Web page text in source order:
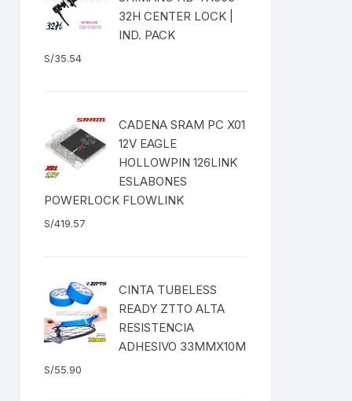
EXTRACTOR DE
CATALINA/BIELAS
EXTRACTOR DE MISSING
LINK CANDADOS
EXTRACTOR DE PEDAL
EXTRACTOR DE PIÑON
EXTRACTOR LLAVES PARA
MONOPLATOS
/
32H CENTER LOCK |
IND. PACK
S/35.54
CADENA SRAM PC X01
12V EAGLE
HOLLOWPIN 126LINK
ESLABONES
POWERLOCK FLOWLINK
S/419.57
CINTA TUBELESS
READY ZTTO ALTA
RESISTENCIA
ADHESIVO 33MMX10M
S/55.90